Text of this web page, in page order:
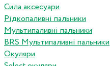
Сила аксесуари
Рідкопаливні пальники
Мультипаливні пальники
BRS Мультипаливні пальники
Окуляри